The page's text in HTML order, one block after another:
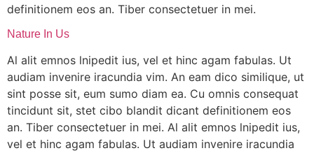
definitionem eos an. Tiber consectetuer in mei.
Nature In Us
Al alit emnos lnipedit ius, vel et hinc agam fabulas. Ut
audiam invenire iracundia vim. An eam dico similique, ut
sint posse sit, eum sumo diam ea. Cu omnis consequat
tincidunt sit, stet cibo blandit dicant definitionem eos
an. Tiber consectetuer in mei. Al alit emnos lnipedit ius,
vel et hinc agam fabulas. Ut audiam invenire iracundia